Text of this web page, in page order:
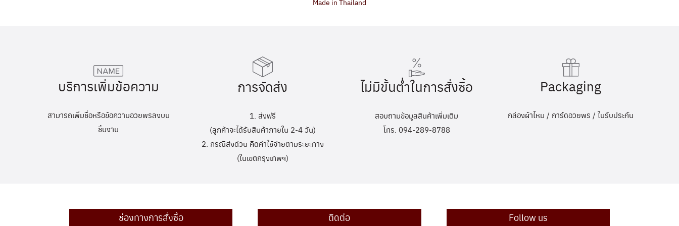
Made in Thailand
บริการเพิ่มข้อความ
สามารถเพิ่มชื่อหรือข้อความอวยพรลงบน
ชิ้นงาน
การจัดส่ง
1. ส่งฟรี
(ลูกค้าจะได้รับสินค้าภายใน 2-4 วัน)
2. กรณีส่งด่วน คิดค่าใช้จ่ายตามระยะทาง
(ในเขตกรุงเทพฯ)
ไม่มีขั้นต่ำในการสั่งซื้อ
สอบถามข้อมูลสินค้าเพิ่มเติม
โทร. 094-289-8788
Packaging
กล่องผ้าไหม / การ์ดอวยพร / ใบรับประกัน
ช่องทางการสั่งซื้อ ติดต่อ Follow us